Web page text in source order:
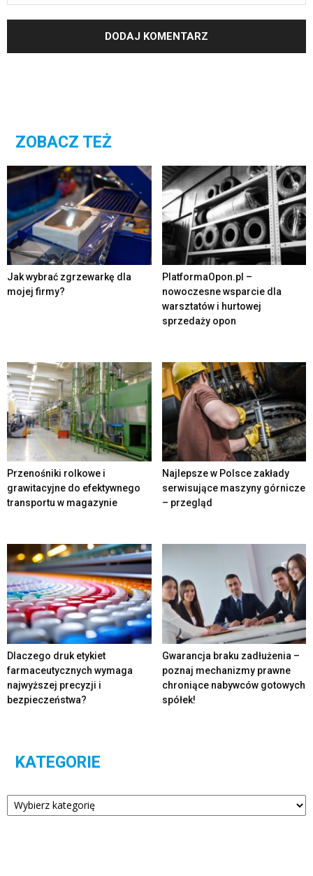
ZOBACZ TEŻ
Jak wybrać zgrzewarkę dla
mojej firmy?
PlatformaOpon.pl –
nowoczesne wsparcie dla
warsztatów i hurtowej
sprzedaży opon
Przenośniki rolkowe i
grawitacyjne do efektywnego
transportu w magazynie
Najlepsze w Polsce zakłady
serwisujące maszyny górnicze
– przegląd
Dlaczego druk etykiet
farmaceutycznych wymaga
najwyższej precyzji i
bezpieczeństwa?
Gwarancja braku zadłużenia –
poznaj mechanizmy prawne
chroniące nabywców gotowych
spółek!
KATEGORIE
Kategorie